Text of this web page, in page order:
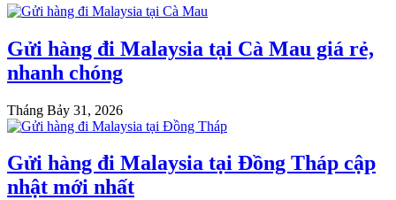
Gửi hàng đi Malaysia tại Cà Mau giá rẻ,
nhanh chóng
Tháng Bảy 31, 2026
Gửi hàng đi Malaysia tại Đồng Tháp cập
nhật mới nhất